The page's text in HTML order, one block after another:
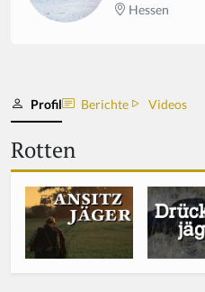
Hessen
Profil Berichte Videos
Rotten